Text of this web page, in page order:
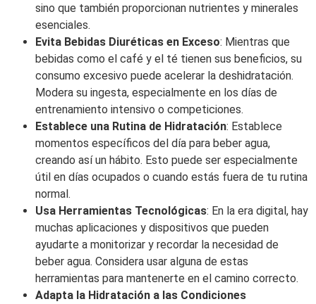
sino que también proporcionan nutrientes y minerales
esenciales.
Evita Bebidas Diuréticas en Exceso: Mientras que
bebidas como el café y el té tienen sus beneficios, su
consumo excesivo puede acelerar la deshidratación.
Modera su ingesta, especialmente en los días de
entrenamiento intensivo o competiciones.
Establece una Rutina de Hidratación: Establece
momentos específicos del día para beber agua,
creando así un hábito. Esto puede ser especialmente
útil en días ocupados o cuando estás fuera de tu rutina
normal.
Usa Herramientas Tecnológicas: En la era digital, hay
muchas aplicaciones y dispositivos que pueden
ayudarte a monitorizar y recordar la necesidad de
beber agua. Considera usar alguna de estas
herramientas para mantenerte en el camino correcto.
Adapta la Hidratación a las Condiciones